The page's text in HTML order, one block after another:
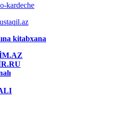
kardeche
kitabxana